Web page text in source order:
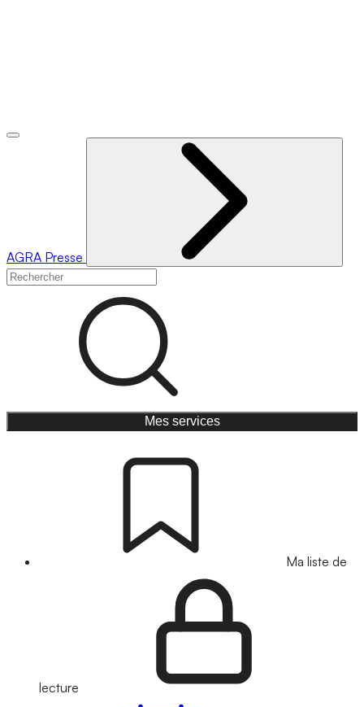
AGRA Presse
Mes services
Ma liste de
lecture